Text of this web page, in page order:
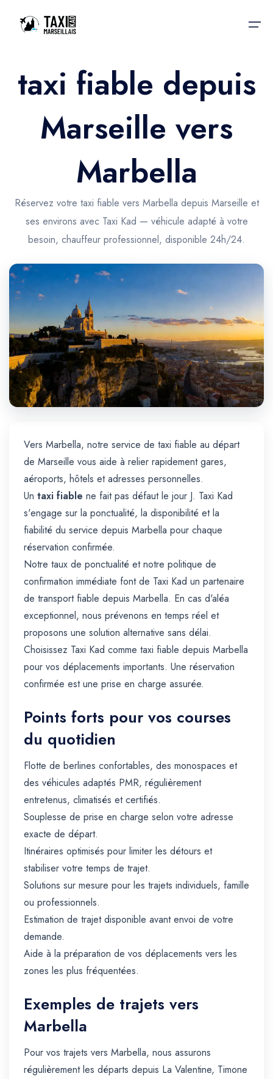
Accueil
Nos services
Nos services
Trajet Gare SNCF
Trajet Port croisière
Trajet Séminaire
Trajet Santé
Trajet Longue Distance
Réservation
Actualités & évènements
Contactez-nous
taxi fiable depuis
Marseille vers
Marbella
Réservez votre taxi fiable vers Marbella depuis Marseille et
ses environs avec Taxi Kad — véhicule adapté à votre
besoin, chauffeur professionnel, disponible 24h/24.
Vers Marbella, notre service de taxi fiable au départ
de Marseille vous aide à relier rapidement gares,
aéroports, hôtels et adresses personnelles.
Un taxi fiable ne fait pas défaut le jour J. Taxi Kad
s'engage sur la ponctualité, la disponibilité et la
fiabilité du service depuis Marbella pour chaque
réservation confirmée.
Notre taux de ponctualité et notre politique de
confirmation immédiate font de Taxi Kad un partenaire
de transport fiable depuis Marbella. En cas d'aléa
exceptionnel, nous prévenons en temps réel et
proposons une solution alternative sans délai.
Choisissez Taxi Kad comme taxi fiable depuis Marbella
pour vos déplacements importants. Une réservation
confirmée est une prise en charge assurée.
Points forts pour vos courses
du quotidien
Flotte de berlines confortables, des monospaces et
des véhicules adaptés PMR, régulièrement
entretenus, climatisés et certifiés.
Souplesse de prise en charge selon votre adresse
exacte de départ.
Itinéraires optimisés pour limiter les détours et
stabiliser votre temps de trajet.
Solutions sur mesure pour les trajets individuels, famille
ou professionnels.
Estimation de trajet disponible avant envoi de votre
demande.
Aide à la préparation de vos déplacements vers les
zones les plus fréquentées.
Exemples de trajets vers
Marbella
Pour vos trajets vers Marbella, nous assurons
régulièrement les départs depuis La Valentine, Timone